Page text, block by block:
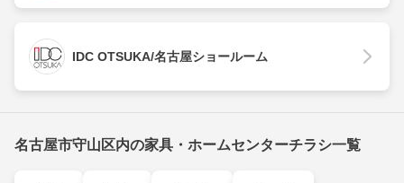
IDC OTSUKA/名古屋ショールーム
名古屋市守山区内の家具・ホームセンターチラシ一覧